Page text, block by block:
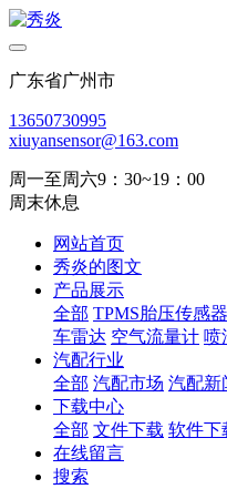
广东省广州市
13650730995
xiuyansensor@163.com
周一至周六9：30~19：00
周末休息
网站首页
秀炎的图文
产品展示
全部 TPMS胎压传感器
车雷达 空气流量计 喷
汽配行业
全部 汽配市场 汽配新
下载中心
全部 文件下载 软件下
在线留言
搜索